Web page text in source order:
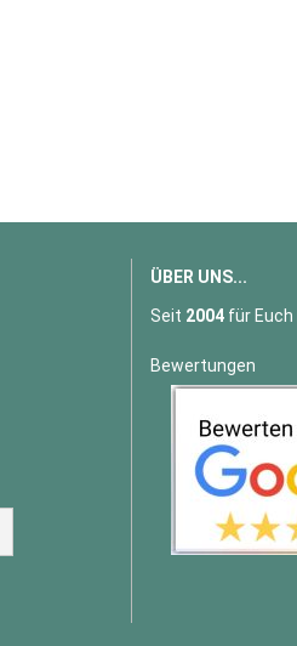
ÜBER UNS...
Seit 2004 für Euch
Bewertungen